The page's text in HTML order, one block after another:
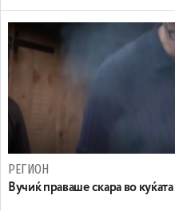
РЕГИОН
Вучиќ праваше скара во